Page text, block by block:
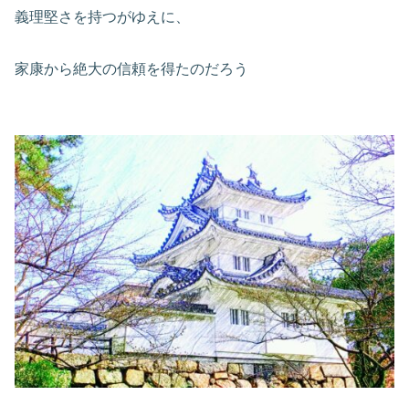
義理堅さを持つがゆえに、
家康から絶大の信頼を得たのだろう